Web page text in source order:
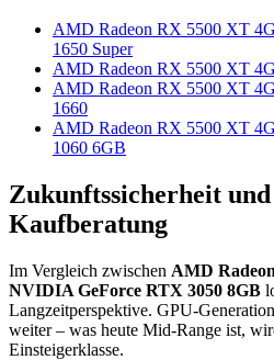
AMD Radeon RX 5500 XT
1650 Super
AMD Radeon RX 5500 XT
AMD Radeon RX 5500 XT
1660
AMD Radeon RX 5500 XT
1060 6GB
Zukunftssicherheit
Kaufberatung
Im Vergleich zwischen AMD
NVIDIA GeForce RTX 3050 8GB
Langzeitperspektive. GPU-
weiter – was heute Mid-Range ist,
Einsteigerklasse.